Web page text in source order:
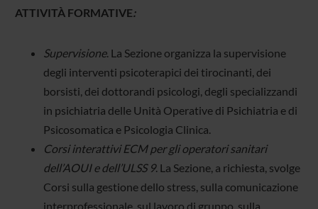
ATTIVITÀ FORMATIVE:
Supervisione. La Sezione organizza la supervisione
degli interventi psicoterapici dei tirocinanti, dei
borsisti, dei dottorandi psicologi, degli specializzandi
in psichiatria delle Unità Operative di Psichiatria e di
Psicosomatica e Psicologia Clinica.
Corsi interattivi ECM per gli operatori sanitari
dell’AOUI e dell’ULSS 9. La Sezione, a richiesta, svolge
Corsi sulla gestione dello stress, sulla comunicazione
interprofessionale, sul lavoro di gruppo, sulla